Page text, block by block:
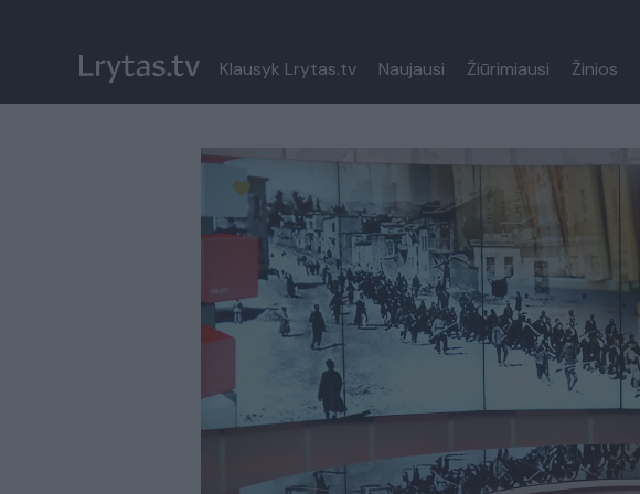
Klausyk Lrytas.tv Naujausi Žiūrimiausi Žinios
Paremkite Ukrainą